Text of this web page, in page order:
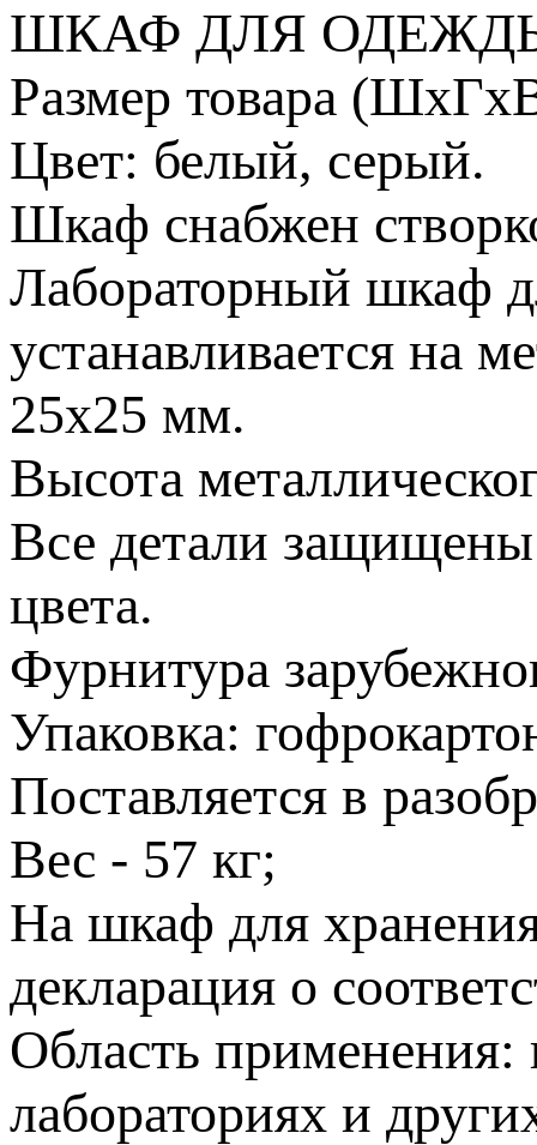
ШКАФ ДЛЯ
Размер товара
Цвет: белый, серый.
Шкаф снабжен
Лабораторный
устанавливается на
25х25 мм.
Высота
Все детали
цвета.
Фурнитура
Упаковка:
Поставляется в
Вес - 57 кг;
На шкаф для
декларация о
Область применения:
лабораториях и